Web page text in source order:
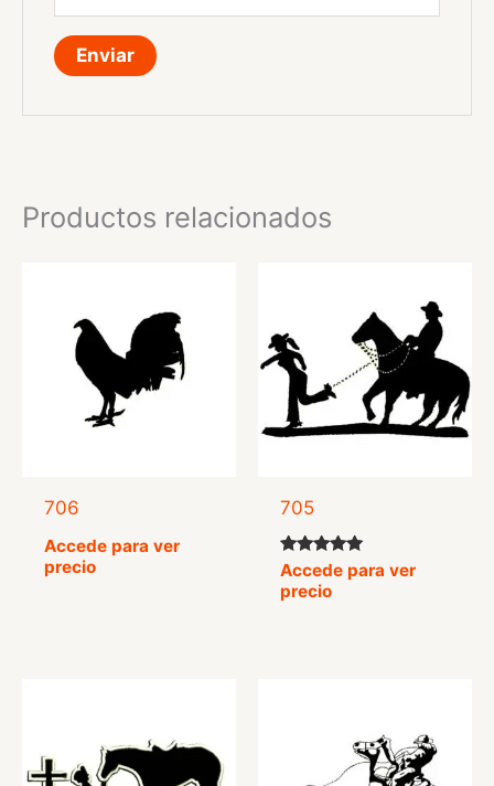
Productos relacionados
706
Accede para ver
precio
705
Valorado
con
4.75
Accede para ver
precio